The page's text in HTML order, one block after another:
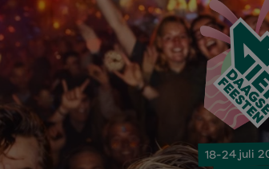
18-24 juli